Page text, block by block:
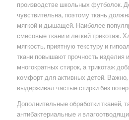
производстве школьных футболок.
чувствительна, поэтому ткань
мягкой и дышащей. Наиболее
смесовые ткани и легкий трикотаж.
мягкость, приятную текстуру и
ткани повышают прочность изделия
многократных стирок, а трикотаж
комфорт для активных детей.
выдерживал частые стирки без
Дополнительные обработки тканей,
антибактериальные и